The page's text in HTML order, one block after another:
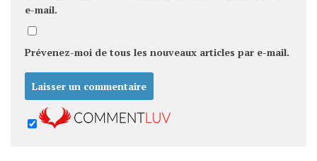
e-mail.
Prévenez-moi de tous les nouveaux articles par e-mail.